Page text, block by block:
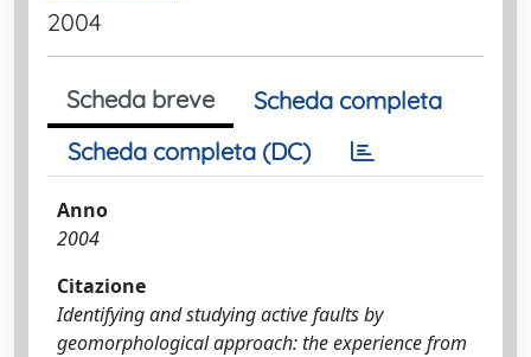
2004
Scheda breve
Scheda completa
Scheda completa (DC)
Anno
2004
Citazione
Identifying and studying active faults by
geomorphological approach: the experience from